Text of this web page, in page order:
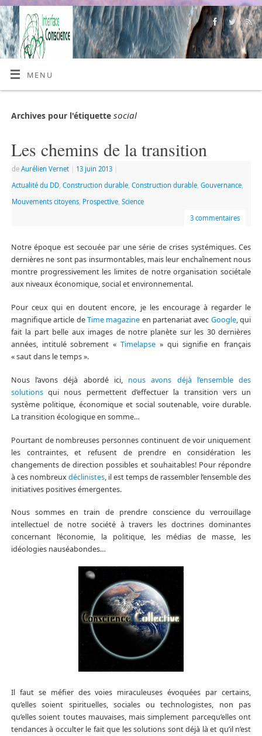
MENU
Archives pour l'étiquette social
Les chemins de la transition
de Aurélien Vernet 13 juin 2013
Actualité du DD, Construction durable, Construction durable, Gouvernance,
Mouvements citoyens, Prospective, Science
3 commentaires
Notre époque est secouée par une série de crises systémiques. Ces
dernières ne sont pas insurmontables, mais leur enchaînement nous
montre progressivement les limites de notre organisation sociétale
aux niveaux économique, social et environnemental.
Pour ceux qui en doutent encore, je les encourage à regarder le
magnifique article deTime magazine en partenariat avec Google, qui
fait la part belle aux images de notre planète sur les 30 dernières
années, intitulé sobrement «Timelapse » qui signifie en français
« saut dans le temps ».
Nous l’avons déjà abordé ici, nous avons déjà l’ensemble des
solutionsqui nous permettent d’effectuer la transition vers un
système politique, économique et social soutenable, voire durable.
La transition écologique en somme…
Pourtant de nombreuses personnes continuent de voir uniquement
les contraintes, et refusent de prendre en considération les
changements de direction possibles et souhaitables! Pour répondre
à ces nombreuxdéclinistes, il est temps de rassembler l’ensemble des
initiatives positives émergentes.
Nous sommes en train de prendre conscience du verrouillage
intellectuel de notre société à travers les doctrines dominantes
concernant l’économie, la politique, les médias de masse, les
idéologies nauséabondes…
Il faut se méfier des voies miraculeuses évoquées par certains,
qu’elles soient spirituelles, sociales ou technologistes, non pas
qu’elles soient toutes mauvaises, mais simplement parcequ’elles ont
tendances à occulter le fait que les solutions sont déjà là et qu’il n’est